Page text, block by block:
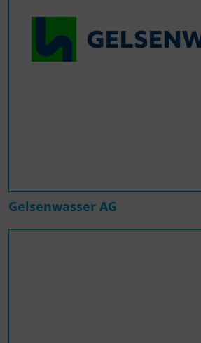
Gelsenwasser AG